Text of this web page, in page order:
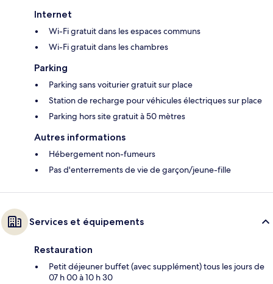
Internet
Wi-Fi gratuit dans les espaces communs
Wi-Fi gratuit dans les chambres
Parking
Parking sans voiturier gratuit sur place
Station de recharge pour véhicules électriques sur place
Parking hors site gratuit à 50 mètres
Autres informations
Hébergement non-fumeurs
Pas d'enterrements de vie de garçon/jeune-fille
Services et équipements
Restauration
Petit déjeuner buffet (avec supplément) tous les jours de
07 h 00 à 10 h 30